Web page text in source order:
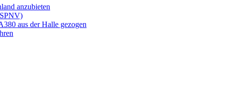
anzubieten
aus der Halle gezogen